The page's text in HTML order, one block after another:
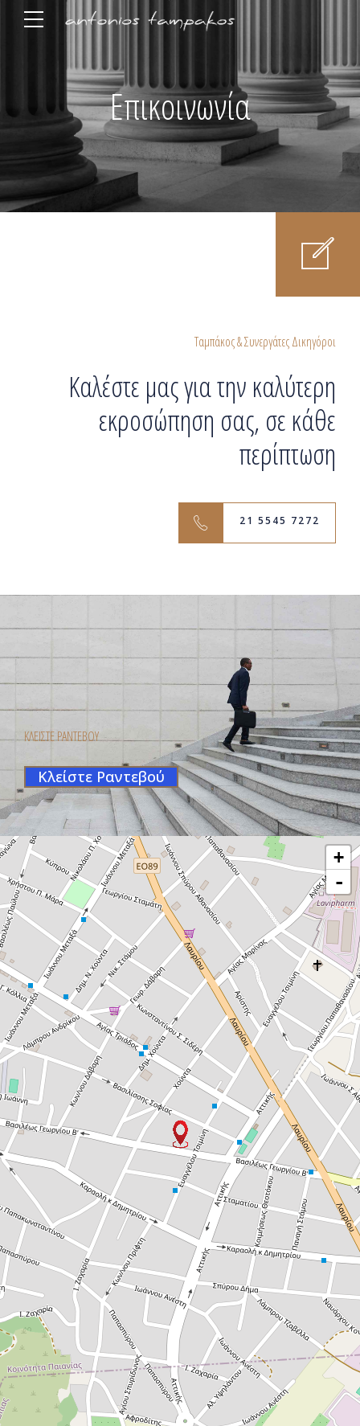
Επικοινωνία
Ταμπάκος & Συνεργάτες Δικηγόροι
Καλέστε μας για την καλύτερη
εκροσώπηση σας, σε κάθε
περίπτωση
21 5545 7272
ΚΛΕΙΣΤΕ ΡΑΝΤΕΒΟΥ
Κλείστε Ραντεβού
+
-